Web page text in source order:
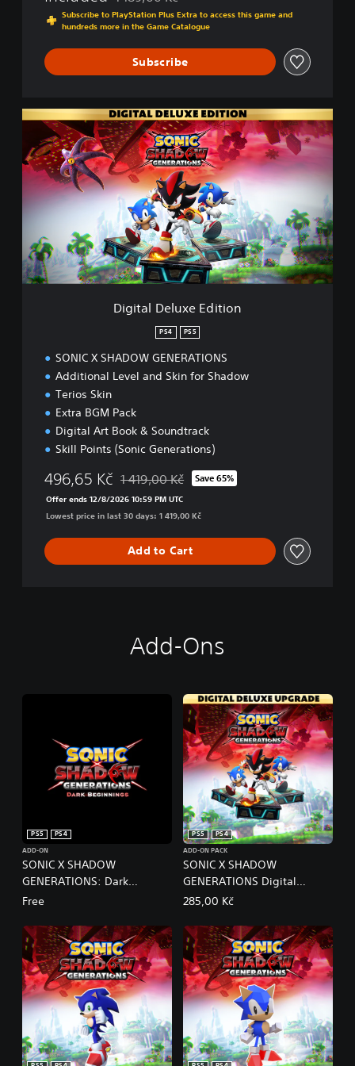
Discounted from original price of 1 189,00 Kč
Subscribe to PlayStation Plus Extra to access this game and
hundreds more in the Game Catalogue
Subscribe
i
t
u
x
Digital Deluxe Edition
PS4 PS5
SONIC X SHADOW GENERATIONS
Additional Level and Skin for Shadow
Terios Skin
Extra BGM Pack
Digital Art Book & Soundtrack
Skill Points (Sonic Generations)
496,65 Kč Discounted from original price of 1 419,00 Kč
1 419,00 Kč Save 65%
Offer ends 12/8/2026 10:59 PM UTC
Lowest price in last 30 days: 1 419,00 Kč
Add to Cart
Add-Ons
SONIC X SHADOW
GENERATIONS: Dark
Beginnings
PS5
PS4
ADD-ON
Free
SONIC X SHADOW
GENERATIONS Digital
Deluxe Upgrade PS4 & PS5
PS5
PS4
ADD-ON PACK
285,00 Kč